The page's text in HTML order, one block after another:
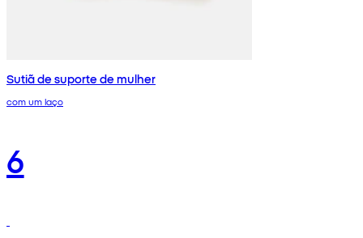
Sutiã de suporte de mulher
com um laço
6